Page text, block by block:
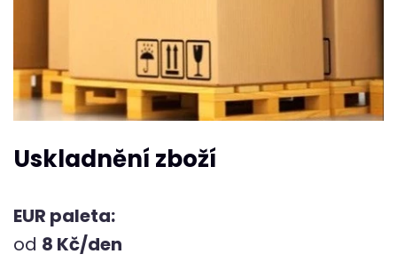
Uskladnění zboží
EUR paleta:
od 8 Kč/den